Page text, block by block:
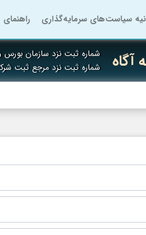
سیاست‌های سرمایه‌گذاری
آگاه شماره ثبت نزد سازمان بورس و
شماره ثبت نزد مرجع ثبت